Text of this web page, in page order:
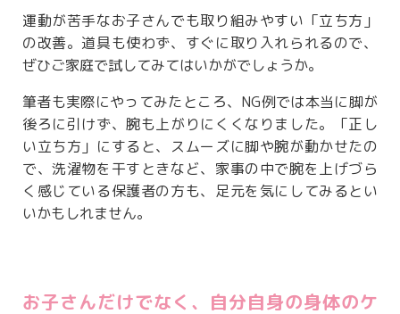
運動が苦手なお子さんでも取り組みやすい「立ち方」
の改善。道具も使わず、すぐに取り入れられるので、
ぜひご家庭で試してみてはいかがでしょうか。
筆者も実際にやってみたところ、NG例では本当に脚が
後ろに引けず、腕も上がりにくくなりました。「正し
い立ち方」にすると、スムーズに脚や腕が動かせたの
で、洗濯物を干すときなど、家事の中で腕を上げづら
く感じている保護者の方も、足元を気にしてみるとい
いかもしれません。
お子さんだけでなく、自分自身の身体のケ